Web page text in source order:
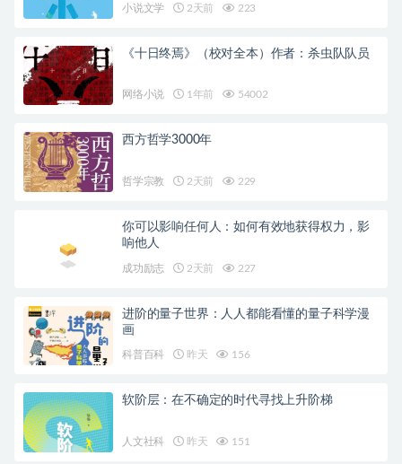
小说文学 2天前 223
《十日终焉》（校对全本）作者：杀虫队队员
网络小说 1年前 54002
西方哲学3000年
哲学宗教 2天前 229
你可以影响任何人：如何有效地获得权力，影
响他人
成功励志 2天前 227
进阶的量子世界：人人都能看懂的量子科学漫
画
科普百科 昨天 156
软阶层：在不确定的时代寻找上升阶梯
人文社科 昨天 151